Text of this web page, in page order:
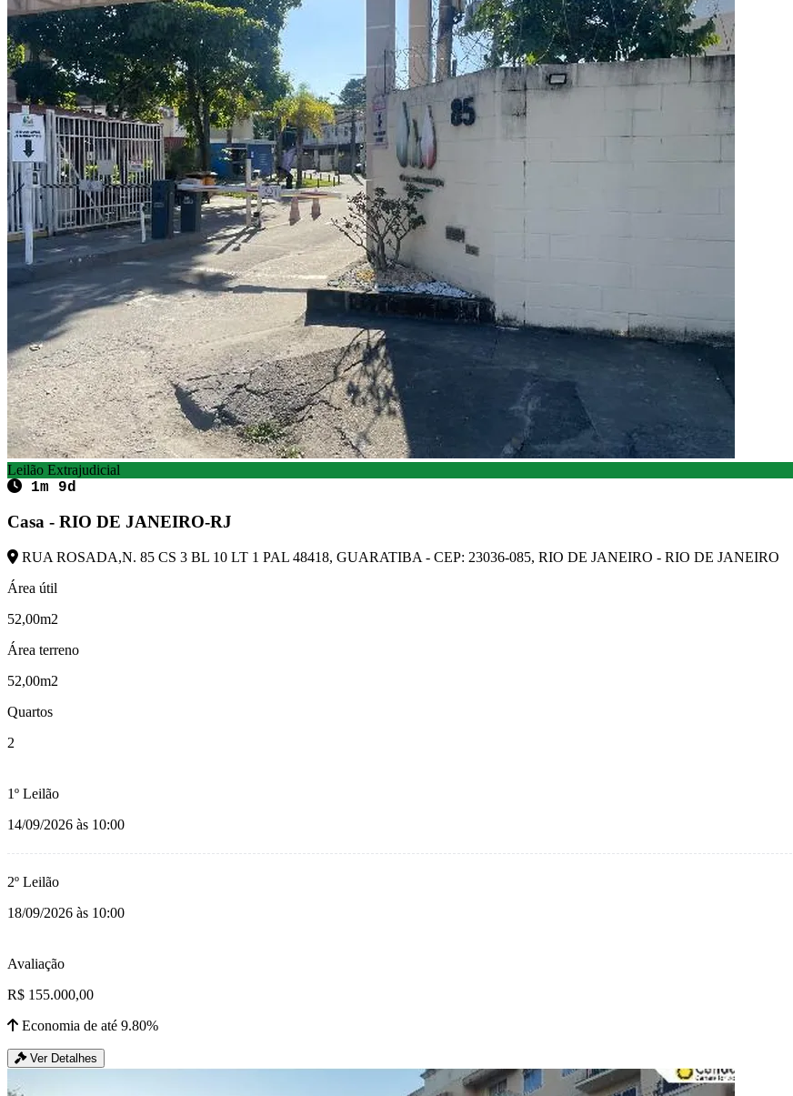
Leilão Extrajudicial
1m 9d
Casa - RIO DE JANEIRO-RJ
RUA ROSADA,N. 85 CS 3 BL 10 LT 1 PAL 48418, GUARATIBA - CEP: 23036-085, RIO DE JANEIRO - RIO DE JANEIRO
Área útil
52,00m2
Área terreno
52,00m2
Quartos
2
1º Leilão
14/09/2026 às 10:00
2º Leilão
18/09/2026 às 10:00
Avaliação
R$ 155.000,00
Economia de até 9.80%
Ver Detalhes